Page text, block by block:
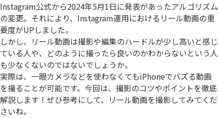
Instagram公式から2024年5月1日に発表があったアルゴリズム
の変更。それにより、Instagram運用における リール動画の重
要度がUPしました。
しかし、リール動画は撮影や編集のハードルが少し高いと感じ
ている人や、 どのように撮ったら良いのかわからないという人
も少なくないのではないでしょうか。
実際は、一眼カメラなどを使わなくてもiPhoneでバズる動画
を撮ることが可能です。今回は、 撮影のコツやポイントを徹底
解説します！ぜひ参考にして、リール動画を撮影してみてくだ
さいね。